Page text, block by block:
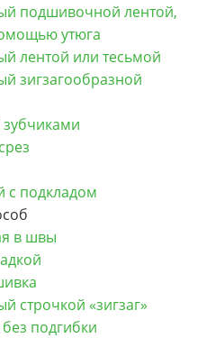
подшивочной лентой,
утюга
лентой или тесьмой
зигзагообразной
с подкладом
в швы
строчкой «зигзаг»
подгибки